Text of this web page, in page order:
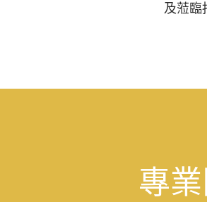
及蒞臨
專